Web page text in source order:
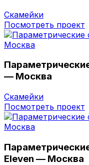
Скамейки
Посмотреть проект
— Москва
Скамейки
Посмотреть проект
Eleven — Москва